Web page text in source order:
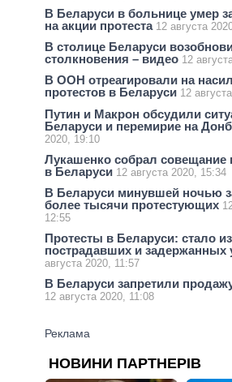
В Беларуси в больнице умер
на акции протеста 12 августа
В столице Беларуси
столкновения – видео 12
В ООН отреагировали на
протестов в Беларуси 12
Путин и Макрон обсудили
Беларуси и перемирие на
2020, 19:10
Лукашенко собрал совещание
в Беларуси 12 августа 2020, 15:34
В Беларуси минувшей ночью
более тысячи протестующих
12:55
Протесты в Беларуси: стало
пострадавших и задержанных
августа 2020, 11:57
В Беларуси запретили
12 августа 2020, 11:08